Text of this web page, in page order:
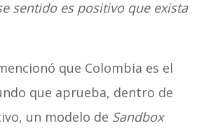
sentido es positivo que exista
que Colombia es el
que aprueba, dentro de
un modelo de Sandbox